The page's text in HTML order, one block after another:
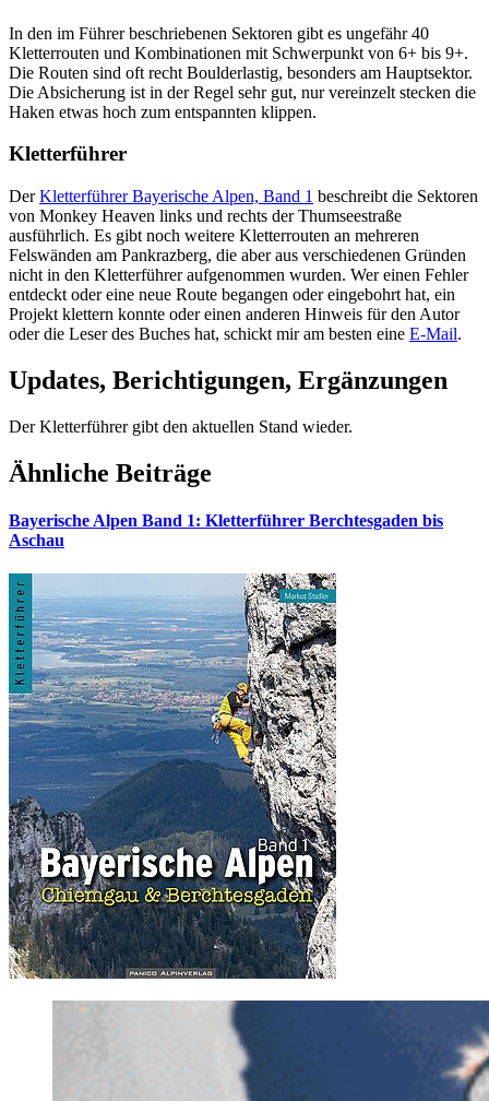
In den im Führer beschriebenen Sektoren gibt es ungefähr 40
Kletterrouten und Kombinationen mit Schwerpunkt von 6+ bis 9+.
Die Routen sind oft recht Boulderlastig, besonders am Hauptsektor.
Die Absicherung ist in der Regel sehr gut, nur vereinzelt stecken die
Haken etwas hoch zum entspannten klippen.
Kletterführer
DerKletterführer Bayerische Alpen, Band 1 beschreibt die Sektoren
von Monkey Heaven links und rechts der Thumseestraße
ausführlich. Es gibt noch weitere Kletterrouten an mehreren
Felswänden am Pankrazberg, die aber aus verschiedenen Gründen
nicht in den Kletterführer aufgenommen wurden. Wer einen Fehler
entdeckt oder eine neue Route begangen oder eingebohrt hat, ein
Projekt klettern konnte oder einen anderen Hinweis für den Autor
oder die Leser des Buches hat, schickt mir am besten eine E-Mail.
Updates, Berichtigungen, Ergänzungen
Der Kletterführer gibt den aktuellen Stand wieder.
Ähnliche Beiträge
Bayerische Alpen Band 1: Kletterführer Berchtesgaden bis
Aschau